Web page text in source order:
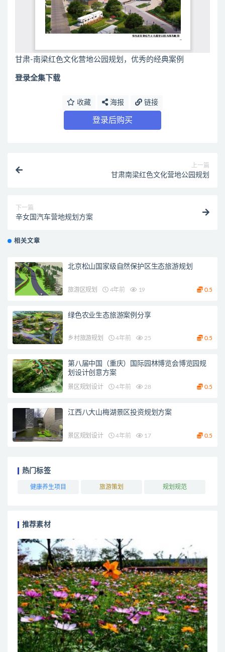
甘肃-南梁红色文化营地公园规划，优秀的经典案例
登录全集下载
收藏 海报 链接
登录后购买
上一篇
甘肃南梁红色文化营地公园规划
下一篇
辛女国汽车营地规划方案
相关文章
北京松山国家级自然保护区生态旅游规划
旅游区规划 4年前 19 0.5
绿色农业生态旅游案例分享
乡村旅游规划 4年前 25 0.5
第八届中国（重庆）国际园林博览会博览园规
划设计创意方案
景区规划设计 4年前 28 0.5
江西八大山梅湖景区投资规划方案
景区规划设计 4年前 17 0.5
热门标签
健康养生项目 旅游策划 规划规范
推荐素材